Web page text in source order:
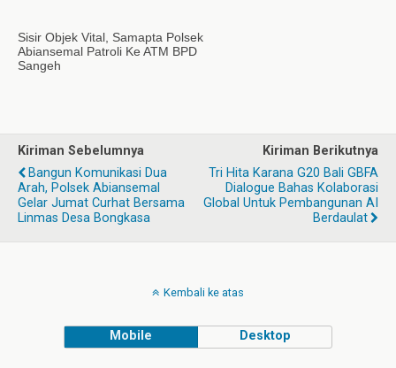
Sisir Objek Vital, Samapta Polsek
Abiansemal Patroli Ke ATM BPD
Sangeh
Kiriman Sebelumnya
Bangun Komunikasi Dua
Arah, Polsek Abiansemal
Gelar Jumat Curhat Bersama
Linmas Desa Bongkasa
Kiriman Berikutnya
Tri Hita Karana G20 Bali GBFA
Dialogue Bahas Kolaborasi
Global Untuk Pembangunan AI
Berdaulat
Kembali ke atas
Mobile Desktop